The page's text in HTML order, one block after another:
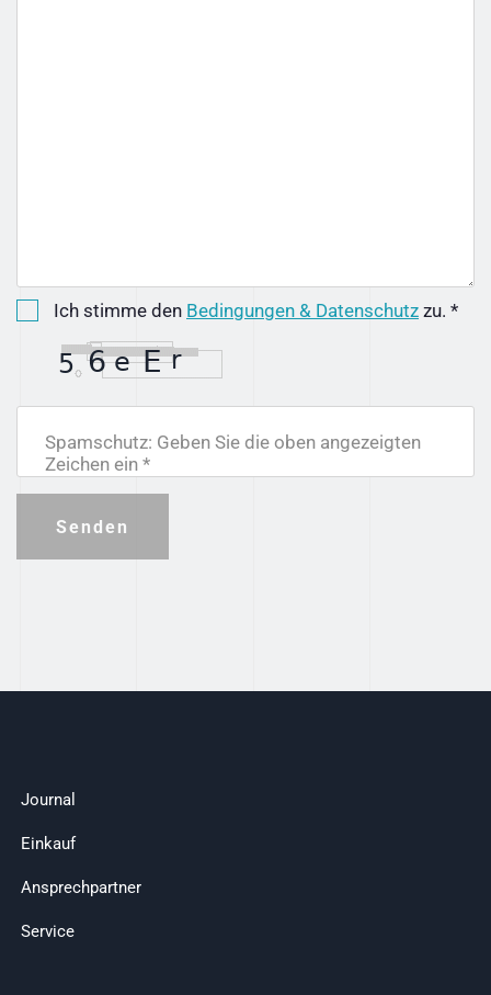
Ich stimme den Bedingungen & Datenschutz zu. *
Spamschutz: Geben Sie die oben angezeigten
Zeichen ein *
Senden
Journal
Einkauf
Ansprechpartner
Service